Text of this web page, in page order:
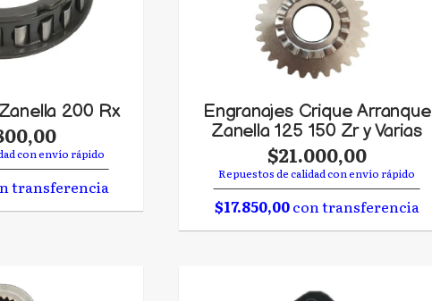
200 Rx
con envío rápido
transferencia
Engranajes Crique Arranque
Zanella 125 150 Zr y Varias
$21.000,00
Repuestos de calidad con envío rápido
$17.850,00con transferencia